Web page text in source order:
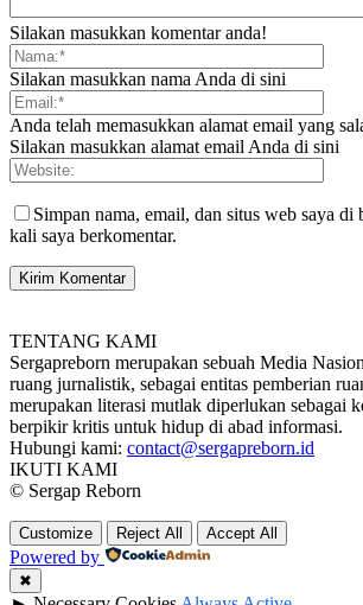
Silakan masukkan komentar anda!
Silakan masukkan nama Anda di sini
Anda telah memasukkan alamat email yang
Silakan masukkan alamat email Anda di sini
Simpan nama, email, dan situs web saya
kali saya berkomentar.
TENTANG KAMI
Sergapreborn merupakan sebuah Media
ruang jurnalistik, sebagai entitas pemberian
merupakan literasi mutlak diperlukan sebagai
berpikir kritis untuk hidup di abad informasi.
Hubungi kami: contact@sergapreborn.id
IKUTI KAMI
© Sergap Reborn
Customize Reject All Accept All
Powered by
✖